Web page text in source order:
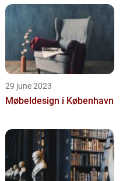
29 june 2023
Møbeldesign i København